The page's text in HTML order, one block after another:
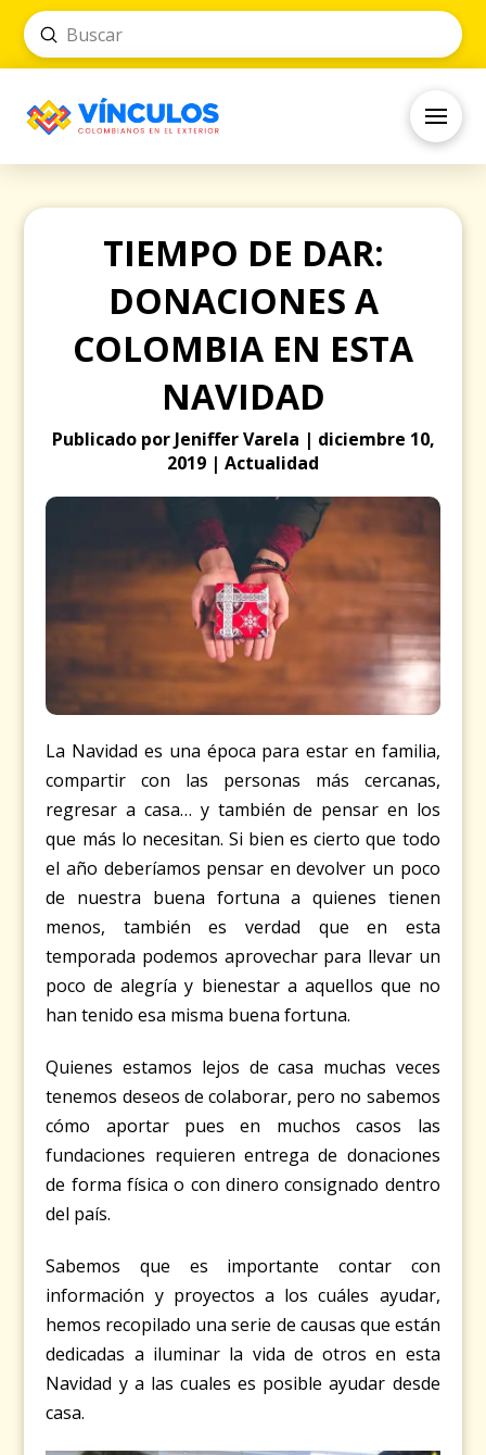
Search
Submit
TIEMPO DE DAR:
DONACIONES A
COLOMBIA EN ESTA
NAVIDAD
Publicado por Jeniffer Varela | diciembre 10,
2019 | Actualidad
La Navidad es una época para estar en familia,
compartir con las personas más cercanas,
regresar a casa… y también de pensar en los
que más lo necesitan. Si bien es cierto que todo
el año deberíamos pensar en devolver un poco
de nuestra buena fortuna a quienes tienen
menos, también es verdad que en esta
temporada podemos aprovechar para llevar un
poco de alegría y bienestar a aquellos que no
han tenido esa misma buena fortuna.
Quienes estamos lejos de casa muchas veces
tenemos deseos de colaborar, pero no sabemos
cómo aportar pues en muchos casos las
fundaciones requieren entrega de donaciones
de forma física o con dinero consignado dentro
del país.
Sabemos que es importante contar con
información y proyectos a los cuáles ayudar,
hemos recopilado una serie de causas que están
dedicadas a iluminar la vida de otros en esta
Navidad y a las cuales es posible ayudar desde
casa.